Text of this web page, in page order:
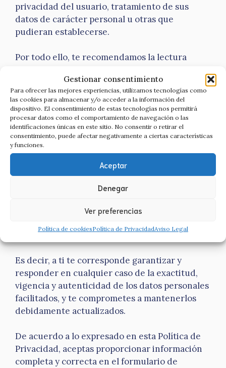
Gestionar consentimiento
Para ofrecer las mejores experiencias, utilizamos tecnologías como
las cookies para almacenar y/o acceder a la información del
dispositivo. El consentimiento de estas tecnologías nos permitirá
procesar datos como el comportamiento de navegación o las
identificaciones únicas en este sitio. No consentir o retirar el
consentimiento, puede afectar negativamente a ciertas características
y funciones.
Aceptar
Denegar
Ver preferencias
Política de cookiesPolítica de PrivacidadAviso Legal
privacidad del usuario, tratamiento de sus
datos de carácter personal u otras que
pudieran establecerse.
Por todo ello, te recomendamos la lectura
de uso, condiciones de compra, políticas de
privacidad, avisos legales y/o similares de estos
sitios enlazados antes de proceder a la
adquisición de estos productos o uso de las
webs.
Como usuario, eres el único responsable de la
veracidad y modificación de los datos que
remitas a Asesores y Consultores Asociados
responsabilidad al respecto.
Es decir, a ti te corresponde garantizar y
responder en cualquier caso de la exactitud,
vigencia y autenticidad de los datos personales
facilitados, y te comprometes a mantenerlos
debidamente actualizados.
De acuerdo a lo expresado en esta Política de
Privacidad, aceptas proporcionar información
completa y correcta en el formulario de